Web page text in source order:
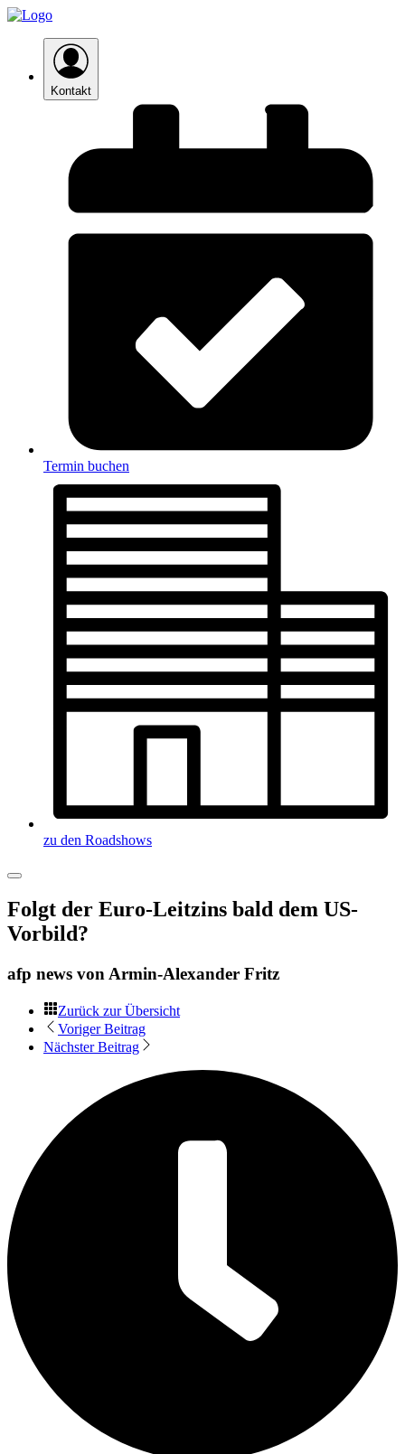
Kontakt
Termin buchen
zu den Roadshows
Folgt der Euro-Leitzins bald dem US-
Vorbild?
afp news von Armin-Alexander Fritz
Zurück zur Übersicht
Voriger Beitrag
Nächster Beitrag